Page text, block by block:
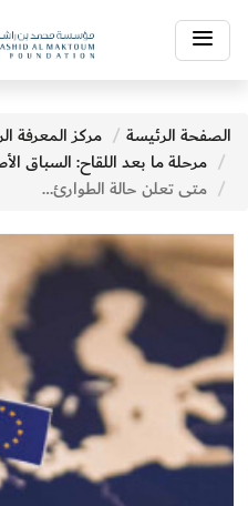
Toggle
navigation
الصفحة الرئيسة مركز المعرفة
مرحلة ما بعد اللقاح: السباق
متى تعلن حالة الطوارئ الرقمية في أوروبا؟